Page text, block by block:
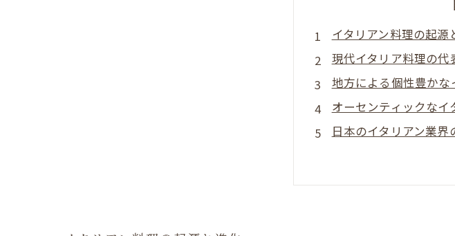
イタリアン料理の起源
現代イタリア料理の代
地方による個性豊かな
オーセンティックなイ
日本のイタリアン業界